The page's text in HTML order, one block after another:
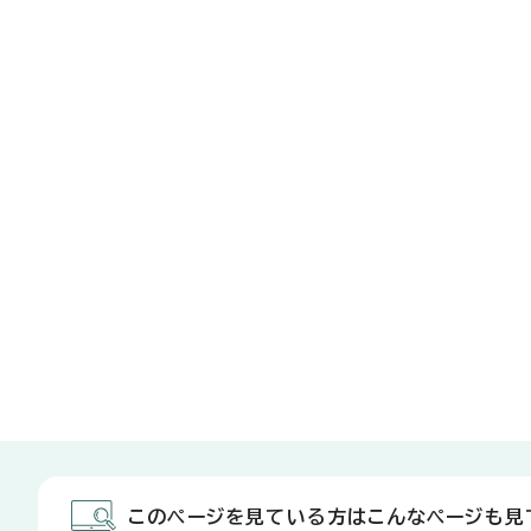
このページを見ている方はこんなページも見